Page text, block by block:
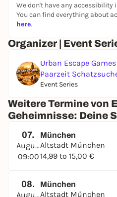
unterwegs bist – die
Deinem Style an. Erlebe
im Duell gegeneinander an
Entdeckung. München wird
eroberst.
Technologie trifft
Begib Dich auf eine
Entdeckergeist mit
die verborgenen
Wahrzeichen. Die App ist
Stadt wird zum Abenteuer.
Rätseln,
Zeig, was Du drauf hast:
entdecke versteckte
weiterkommst? Kein
eine Nachricht entfernt.
We don't have any
You can find everything about
here.
Organizer | Event
Urban Escape
Paarzeit
Event Series
Weitere Termine von
Geheimnisse: Deine
07.
August
09:00
München
Altstadt München
14,99 to 15,00 €
08.
August
München
Altstadt München